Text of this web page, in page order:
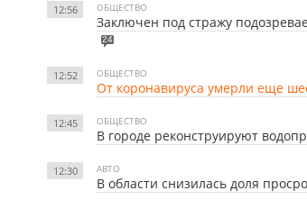
12:56 ОБЩЕСТВО
Заключен под стражу
24
12:52 ОБЩЕСТВО
От коронавируса умерли еще
12:45 ОБЩЕСТВО
В городе реконструируют
12:30 АВТО
В области снизилась доля